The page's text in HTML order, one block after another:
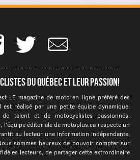
du québec et leur passion!
LE magazine de moto en ligne préféré des
est réalisé par une petite équipe dynamique,
talent et de motocyclistes passionnés.
l'équipe éditoriale de motoplus.ca respecte un
au lecteur une information indépendante,
sommes heureux de pouvoir compter sur
lecteurs, de partager cette extrordinaire